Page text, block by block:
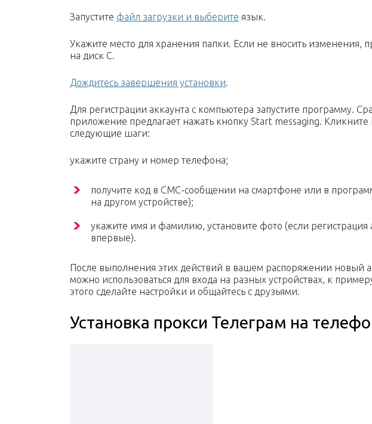
Запустите файл загрузки и выберите язык.
Укажите место для хранения папки. Если не вносить изменения,
на диск С.
Дождитесь завершения установки.
Для регистрации аккаунта с компьютера запустите программу.
приложение предлагает нажать кнопку Start messaging. Кликните
следующие шаги:
укажите страну и номер телефона;
получите код в СМС-сообщении на смартфоне или в
на другом устройстве);
укажите имя и фамилию, установите фото (если регистрация
впервые).
После выполнения этих действий в вашем распоряжении новый
можно использоваться для входа на разных устройствах, к
этого сделайте настройки и общайтесь с друзьями.
Установка прокси Телеграм на